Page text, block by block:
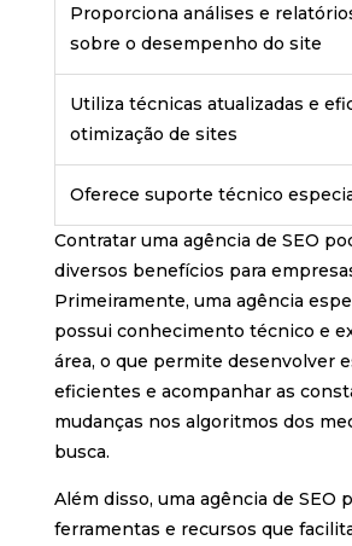
Proporciona análises e
sobre o desempenho do site
Utiliza técnicas atualizadas e
otimização de sites
Oferece suporte técnico
Contratar uma agência de SEO
diversos benefícios para
Primeiramente, uma agência
possui conhecimento técnico e
área, o que permite desenvolver
eficientes e acompanhar as
mudanças nos algoritmos dos
busca.
Além disso, uma agência de SEO
ferramentas e recursos que